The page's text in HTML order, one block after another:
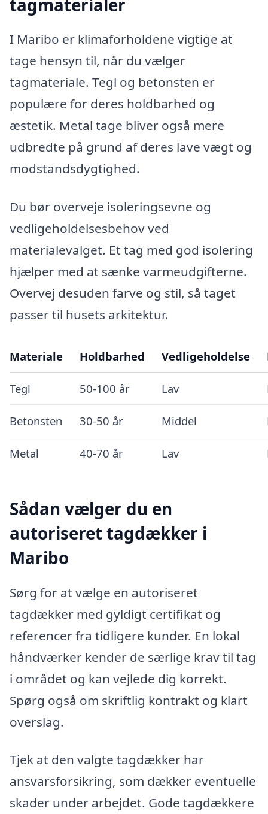
tagmaterialer
I Maribo er klimaforholdene vigtige at
tage hensyn til, når du vælger
tagmateriale. Tegl og betonsten er
populære for deres holdbarhed og
æstetik. Metal tage bliver også mere
udbredte på grund af deres lave vægt og
modstandsdygtighed.
Du bør overveje isoleringsevne og
vedligeholdelsesbehov ved
materialevalget. Et tag med god isolering
hjælper med at sænke varmeudgifterne.
Overvej desuden farve og stil, så taget
passer til husets arkitektur.
Materiale Holdbarhed Vedligeholdelse
Tegl 50-100 år Lav
Betonsten 30-50 år Middel
Metal 40-70 år Lav
Sådan vælger du en
autoriseret tagdækker i
Maribo
Sørg for at vælge en autoriseret
tagdækker med gyldigt certifikat og
referencer fra tidligere kunder. En lokal
håndværker kender de særlige krav til tag
i området og kan vejlede dig korrekt.
Spørg også om skriftlig kontrakt og klart
overslag.
Tjek at den valgte tagdækker har
ansvarsforsikring, som dækker eventuelle
skader under arbejdet. Gode tagdækkere